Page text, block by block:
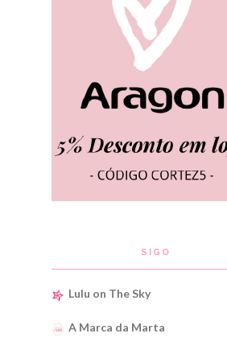
SIGO
Lulu on The Sky
A Marca da Marta